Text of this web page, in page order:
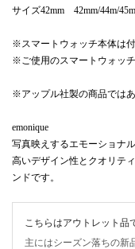
サイズ42mm 42mm/44m/
※スマートウォッチ本体は付
※ご使用のスマートウォッ
※アップル社製の商品ではあ
emonique
写真映えするエモーショナ
高いデザイン性とクオリテ
ンドです。
こちらはアウトレット品
主にはシーズン落ちの新